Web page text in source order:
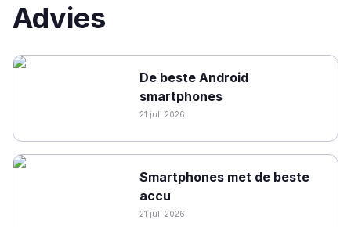
Advies
De beste Android
smartphones
21 juli 2026
Smartphones met de beste
accu
21 juli 2026